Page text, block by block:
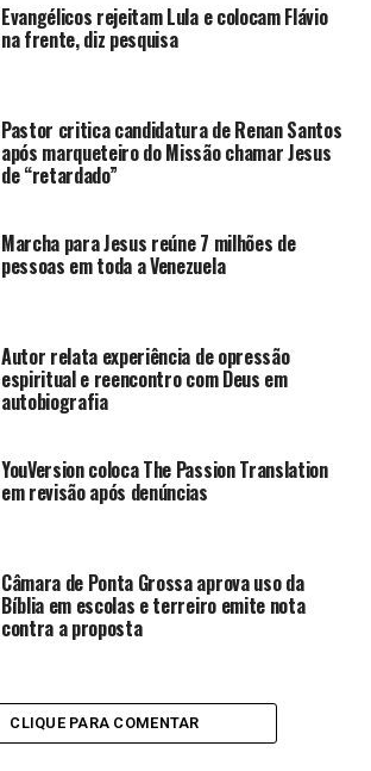
Evangélicos rejeitam Lula e colocam Flávio
na frente, diz pesquisa
Pastor critica candidatura de Renan Santos
após marqueteiro do Missão chamar Jesus
de “retardado”
Marcha para Jesus reúne 7 milhões de
pessoas em toda a Venezuela
Autor relata experiência de opressão
espiritual e reencontro com Deus em
autobiografia
YouVersion coloca The Passion Translation
em revisão após denúncias
Câmara de Ponta Grossa aprova uso da
Bíblia em escolas e terreiro emite nota
contra a proposta
CLIQUE PARA COMENTAR